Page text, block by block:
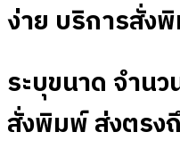
ง่าย บริการสั่ง
ระบุขนาด จำน
สั่งพิมพ์ ส่งตร